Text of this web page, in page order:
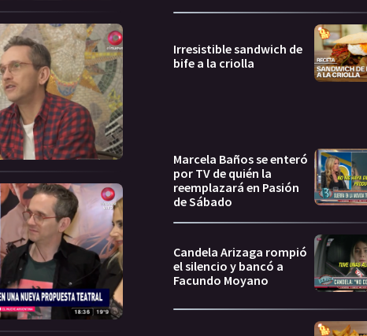
Irresistible sandwich de
bife a la criolla
Marcela Baños se enteró
por TV de quién la
reemplazará en Pasión
de Sábado
Candela Arizaga rompió
el silencio y bancó a
Facundo Moyano